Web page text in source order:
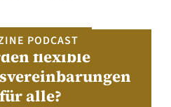
PODCAST
flexible
alle?